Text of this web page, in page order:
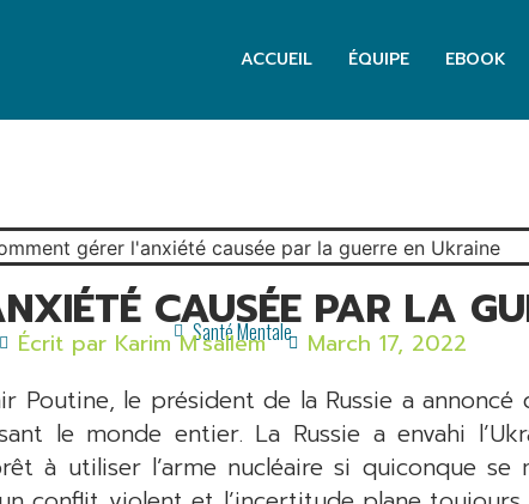
ACCUEIL ÉQUIPE EBOOK
CAUSÉE PAR LA
Santé Mentale
Écrit par Karim M'sallem March 17, 2022
Poutine, le président de la Russie a annoncé
le monde entier. La Russie a envahi
à utiliser l’arme nucléaire si quiconque